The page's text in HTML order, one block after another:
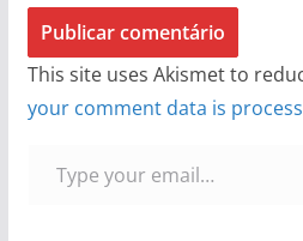
This site uses Akismet to
your comment data is